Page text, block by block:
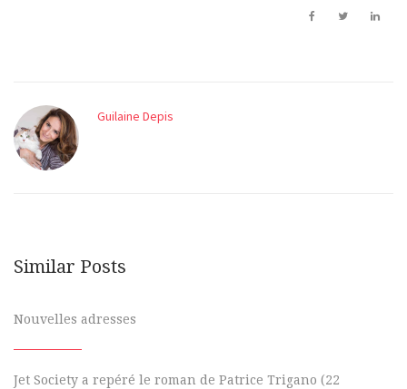
Guilaine Depis
Similar Posts
Nouvelles adresses
Jet Society a repéré le roman de Patrice Trigano (22